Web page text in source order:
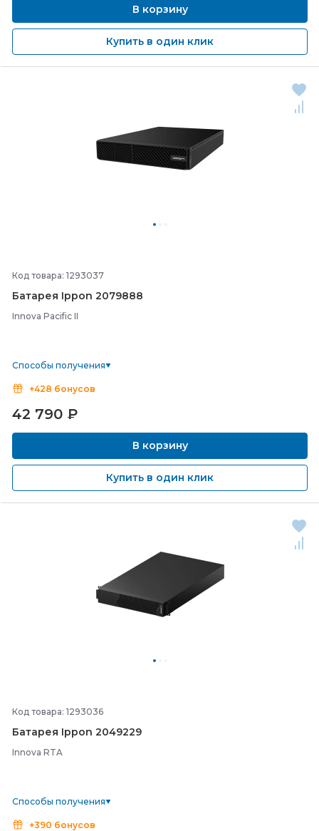
В корзину
Купить в один клик
Код товара: 1293037
Батарея Ippon 2079888
Innova Pacific II
Способы получения
+428 бонусов
42 790 ₽
В корзину
Купить в один клик
Код товара: 1293036
Батарея Ippon 2049229
Innova RTA
Способы получения
+390 бонусов